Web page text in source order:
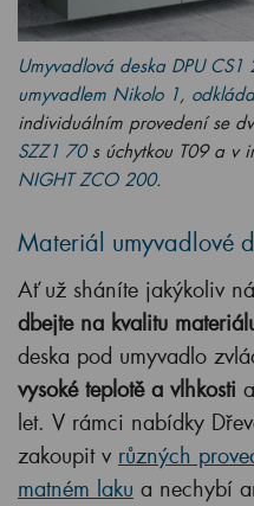
Umyvadlová deska DPU CS1
umyvadlem Nikolo 1,
individuálním provedení se
SZZ1 70s úchytkou T09 a v
NIGHT ZCO 200.
Materiál umyvadlové
Ať už sháníte jakýkoliv
dbejte na kvalitu
deska pod umyvadlo
vysoké teplotě a vlhkosti
let. V rámci nabídky
zakoupit v různých
matném laku a nechybí